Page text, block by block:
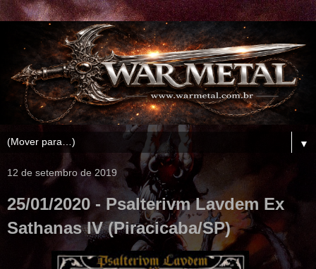
▼
12 de setembro de 2019
25/01/2020 - Psalterivm Lavdem Ex
Sathanas IV (Piracicaba/SP)